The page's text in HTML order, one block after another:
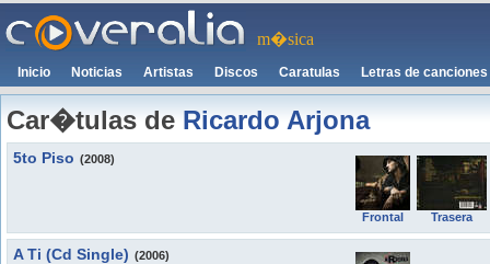
m�sica
Inicio Noticias Artistas Discos Caratulas Letras de canciones
Car�tulas de Ricardo Arjona
5to Piso (2008)
Frontal Trasera
A Ti (Cd Single) (2006)